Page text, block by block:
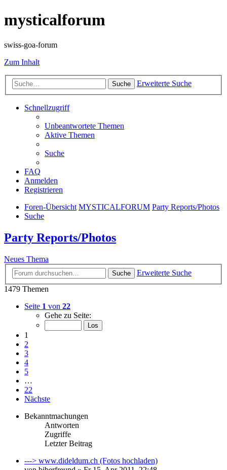
mysticalforum
swiss-goa-forum
Zum Inhalt
Suche Erweiterte Suche
Schnellzugriff
Unbeantwortete Themen
Aktive Themen
Suche
FAQ
Anmelden
Registrieren
Foren-Übersicht MYSTICALFORUM Party Reports/Photos
Suche
Party Reports/Photos
Neues Thema
Suche
Erweiterte Suche
1479 Themen
Seite 1 von 22
Gehe zu Seite:
1
2
3
4
5
…
22
Nächste
Bekanntmachungen
Antworten
Zugriffe
Letzter Beitrag
---> www.dideldum.ch (Fotos hochladen)